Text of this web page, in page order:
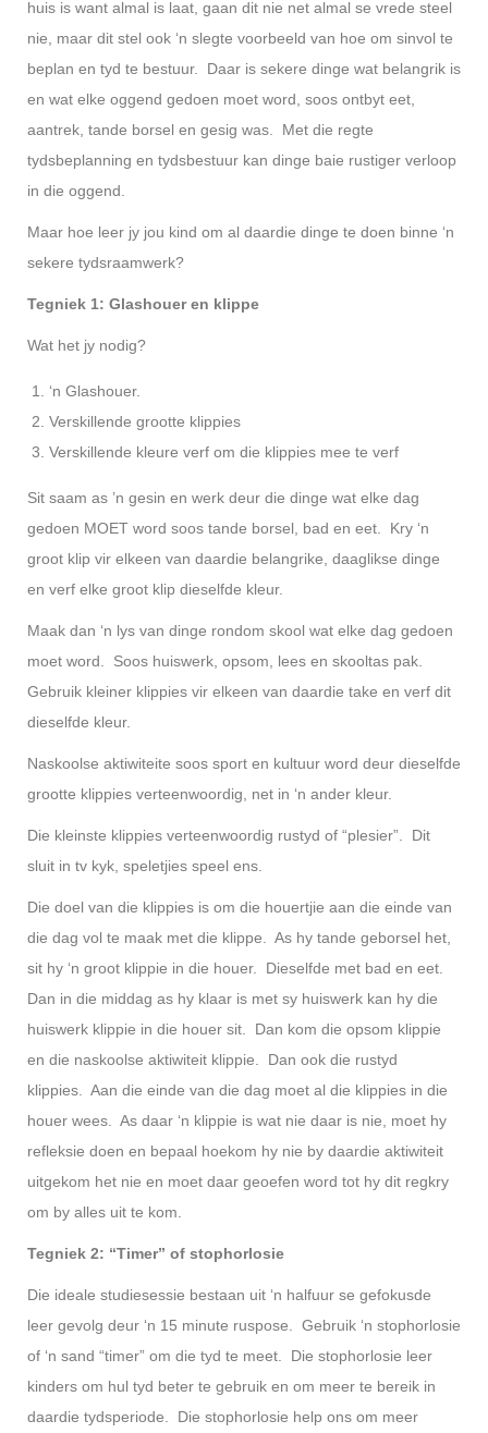
huis is want almal is laat, gaan dit nie net almal se vrede steel
nie, maar dit stel ook ‘n slegte voorbeeld van hoe om sinvol te
beplan en tyd te bestuur. Daar is sekere dinge wat belangrik is
en wat elke oggend gedoen moet word, soos ontbyt eet,
aantrek, tande borsel en gesig was. Met die regte
tydsbeplanning en tydsbestuur kan dinge baie rustiger verloop
in die oggend.
Maar hoe leer jy jou kind om al daardie dinge te doen binne ‘n
sekere tydsraamwerk?
Tegniek 1: Glashouer en klippe
Wat het jy nodig?
‘n Glashouer.
Verskillende grootte klippies
Verskillende kleure verf om die klippies mee te verf
Sit saam as ’n gesin en werk deur die dinge wat elke dag
gedoen MOET word soos tande borsel, bad en eet. Kry ‘n
groot klip vir elkeen van daardie belangrike, daaglikse dinge
en verf elke groot klip dieselfde kleur.
Maak dan ‘n lys van dinge rondom skool wat elke dag gedoen
moet word. Soos huiswerk, opsom, lees en skooltas pak.
Gebruik kleiner klippies vir elkeen van daardie take en verf dit
dieselfde kleur.
Naskoolse aktiwiteite soos sport en kultuur word deur dieselfde
grootte klippies verteenwoordig, net in ‘n ander kleur.
Die kleinste klippies verteenwoordig rustyd of “plesier”. Dit
sluit in tv kyk, speletjies speel ens.
Die doel van die klippies is om die houertjie aan die einde van
die dag vol te maak met die klippe. As hy tande geborsel het,
sit hy ‘n groot klippie in die houer. Dieselfde met bad en eet.
Dan in die middag as hy klaar is met sy huiswerk kan hy die
huiswerk klippie in die houer sit. Dan kom die opsom klippie
en die naskoolse aktiwiteit klippie. Dan ook die rustyd
klippies. Aan die einde van die dag moet al die klippies in die
houer wees. As daar ‘n klippie is wat nie daar is nie, moet hy
refleksie doen en bepaal hoekom hy nie by daardie aktiwiteit
uitgekom het nie en moet daar geoefen word tot hy dit regkry
om by alles uit te kom.
Tegniek 2: “Timer” of stophorlosie
Die ideale studiesessie bestaan uit ‘n halfuur se gefokusde
leer gevolg deur ‘n 15 minute ruspose. Gebruik ‘n stophorlosie
of ‘n sand “timer” om die tyd te meet. Die stophorlosie leer
kinders om hul tyd beter te gebruik en om meer te bereik in
daardie tydsperiode. Die stophorlosie help ons om meer